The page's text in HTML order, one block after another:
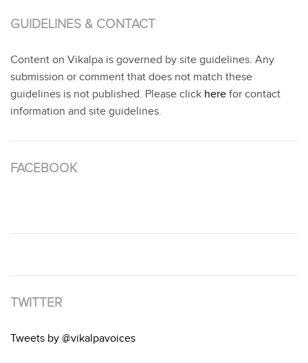
GUIDELINES & CONTACT
Content on Vikalpa is governed by site guidelines. Any
submission or comment that does not match these
guidelines is not published. Please click here for contact
information and site guidelines.
FACEBOOK
TWITTER
Tweets by @vikalpavoices